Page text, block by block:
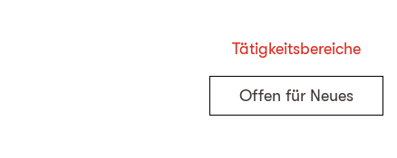
Tätigkeitsbereiche
Offen für Neues